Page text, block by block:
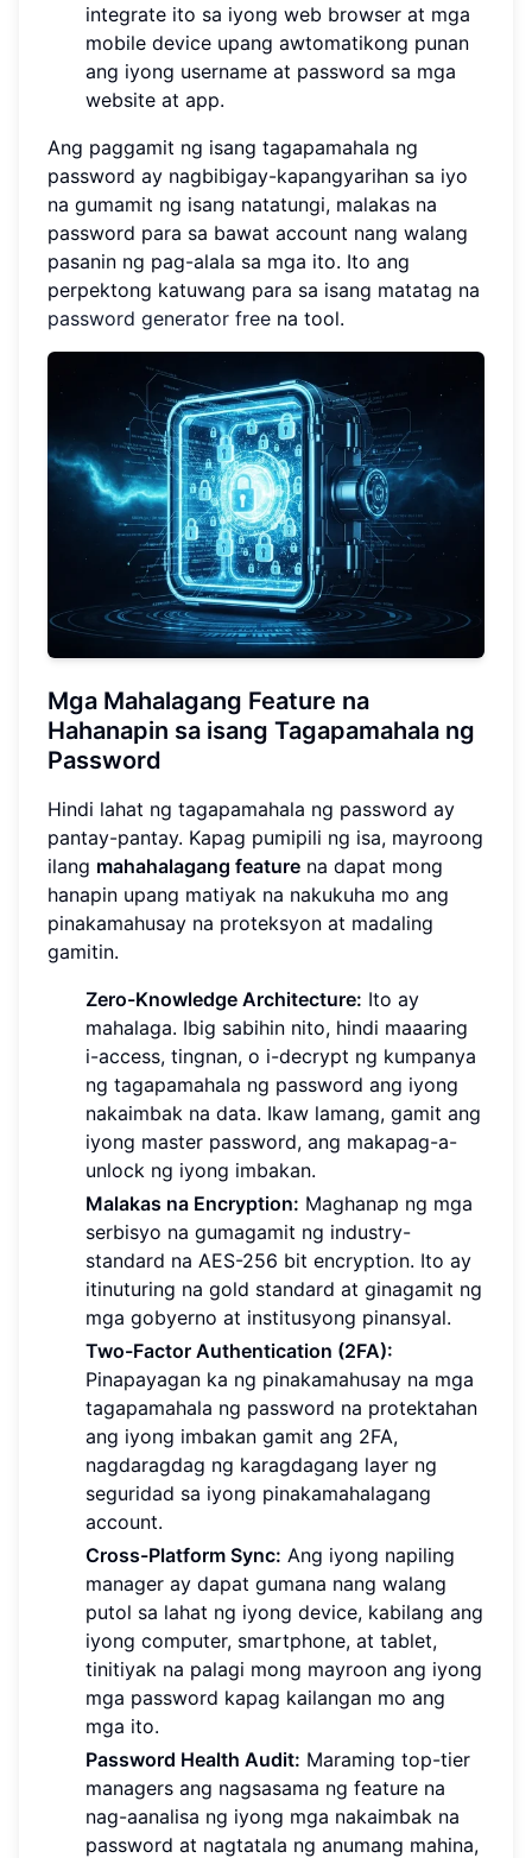
integrate ito sa iyong web browser at mga
mobile device upang awtomatikong punan
ang iyong username at password sa mga
website at app.
Ang paggamit ng isang tagapamahala ng
password ay nagbibigay-kapangyarihan sa iyo
na gumamit ng isang natatungi, malakas na
password para sa bawat account nang walang
pasanin ng pag-alala sa mga ito. Ito ang
perpektong katuwang para sa isang matatag na
password generator free na tool.
Mga Mahalagang Feature na
Hahanapin sa isang Tagapamahala ng
Password
Hindi lahat ng tagapamahala ng password ay
pantay-pantay. Kapag pumipili ng isa, mayroong
ilang mahahalagang feature na dapat mong
hanapin upang matiyak na nakukuha mo ang
pinakamahusay na proteksyon at madaling
gamitin.
Zero-Knowledge Architecture: Ito ay
mahalaga. Ibig sabihin nito, hindi maaaring
i-access, tingnan, o i-decrypt ng kumpanya
ng tagapamahala ng password ang iyong
nakaimbak na data. Ikaw lamang, gamit ang
iyong master password, ang makapag-a-
unlock ng iyong imbakan.
Malakas na Encryption: Maghanap ng mga
serbisyo na gumagamit ng industry-
standard na AES-256 bit encryption. Ito ay
itinuturing na gold standard at ginagamit ng
mga gobyerno at institusyong pinansyal.
Two-Factor Authentication (2FA):
Pinapayagan ka ng pinakamahusay na mga
tagapamahala ng password na protektahan
ang iyong imbakan gamit ang 2FA,
nagdaragdag ng karagdagang layer ng
seguridad sa iyong pinakamahalagang
account.
Cross-Platform Sync: Ang iyong napiling
manager ay dapat gumana nang walang
putol sa lahat ng iyong device, kabilang ang
iyong computer, smartphone, at tablet,
tinitiyak na palagi mong mayroon ang iyong
mga password kapag kailangan mo ang
mga ito.
Password Health Audit: Maraming top-tier
managers ang nagsasama ng feature na
nag-aanalisa ng iyong mga nakaimbak na
password at nagtatala ng anumang mahina,